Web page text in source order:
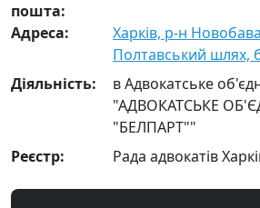
пошта:
Адреса:
Харків, р-н
Полтавський шлях,
Діяльність:
в Адвокатське
"АДВОКАТСЬКЕ
"БЕЛПАРТ""
Реєстр:
Рада адвокатів